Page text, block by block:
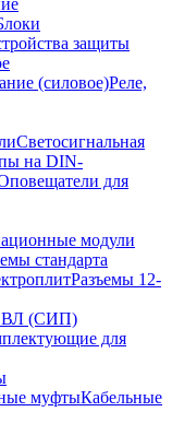
защиты
(силовое)Реле,
Светосигнальная
на DIN-
для
модули
стандарта
Разъемы 12-
ВЛ (СИП)
для
муфтыКабельные